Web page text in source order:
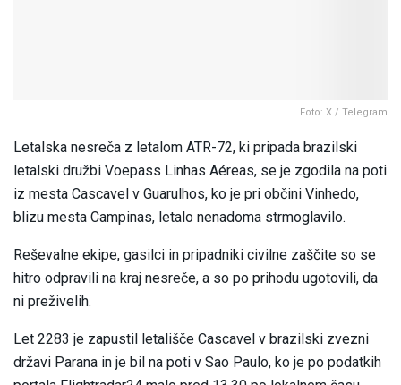
Foto: X / Telegram
Letalska nesreča z letalom ATR-72, ki pripada brazilski
letalski družbi Voepass Linhas Aéreas, se je zgodila na poti
iz mesta Cascavel v Guarulhos, ko je pri občini Vinhedo,
blizu mesta Campinas, letalo nenadoma strmoglavilo.
Reševalne ekipe, gasilci in pripadniki civilne zaščite so se
hitro odpravili na kraj nesreče, a so po prihodu ugotovili, da
ni preživelih.
Let 2283 je zapustil letališče Cascavel v brazilski zvezni
državi Parana in je bil na poti v Sao Paulo, ko je po podatkih